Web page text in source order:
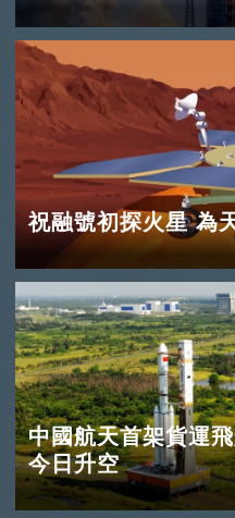
祝融號初探火星 為
中國航天首架貨運
今日升空